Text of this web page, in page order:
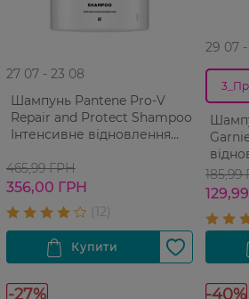
27 07 - 23 08
Шампунь Pantene Pro-V
Repair and Protect Shampoo
Інтенсивне відновлення
465,99 ГРН
356,00 ГРН
29 07 -
-27% -40%